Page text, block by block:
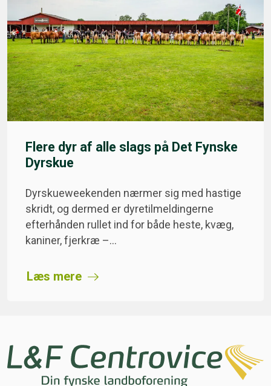
Flere dyr af alle slags på Det Fynske
Dyrskue
Dyrskueweekenden nærmer sig med hastige
skridt, og dermed er dyretilmeldingerne
efterhånden rullet ind for både heste, kvæg,
kaniner, fjerkræ –…
Læs mere